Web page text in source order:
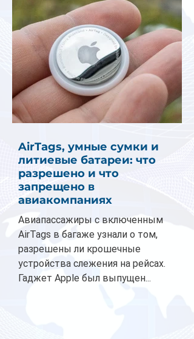
AirTags, умные сумки и
литиевые батареи: что
разрешено и что
запрещено в
авиакомпаниях
Авиапассажиры с включенным
AirTags в багаже узнали о том,
разрешены ли крошечные
устройства слежения на рейсах.
Гаджет Apple был выпущен...